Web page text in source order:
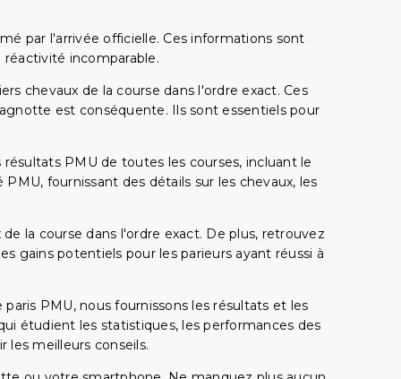
par l'arrivée officielle. Ces informations sont
incomparable.
chevaux de la course dans l'ordre exact. Ces
est conséquente. Ils sont essentiels pour
PMU de toutes les courses, incluant le
fournissant des détails sur les chevaux, les
la course dans l'ordre exact. De plus, retrouvez
gains potentiels pour les parieurs ayant réussi à
PMU, nous fournissons les résultats et les
étudient les statistiques, les performances des
les meilleurs conseils.